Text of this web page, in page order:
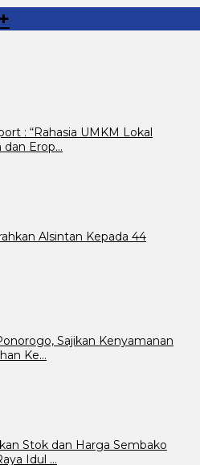
+
: “Rahasia UMKM Lokal
dan Erop…
Alsintan Kepada 44
Sajikan Kenyamanan
Ke…
Stok dan Harga Sembako
Idul …